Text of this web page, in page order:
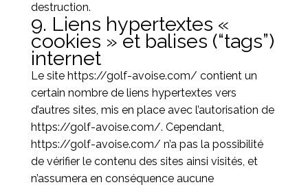
destruction.
9. Liens hypertextes «
cookies » et balises (“tags”)
internet
Le site https://golf-avoise.com/ contient un
certain nombre de liens hypertextes vers
d’autres sites, mis en place avec l’autorisation de
https://golf-avoise.com/. Cependant,
https://golf-avoise.com/ n’a pas la possibilité
de vérifier le contenu des sites ainsi visités, et
n’assumera en conséquence aucune